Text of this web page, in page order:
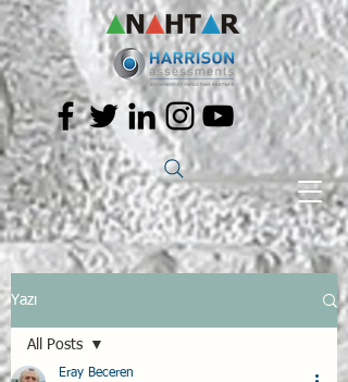
Yazı
All Posts
Eray Beceren